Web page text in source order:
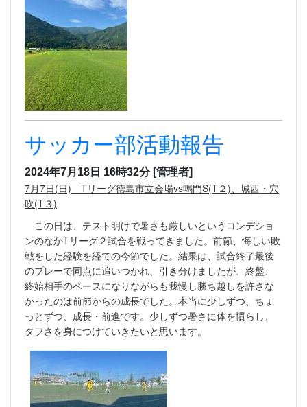
サッカー部活動報告
2024年7月18日 16時32分 [管理者]
7月7日(日) Tリーグ徳島市立会場vs鳴門S(T２)、城西・穴
吹(T３)
この日は、テスト明けで暑さも厳しいというコンデショ
ンのなかTリーグ２試合を戦ってきました。前節、悔しい敗
戦をした経験を経ての今節でした。結果は、試合終了最後
のプレーで同点に追いつかれ、引き分けましたが、終盤、
終始相手のペースになりながらも我慢し勝ち越しを許さな
かったのは前節からの成長でした。本当に少しずつ、ちょ
っとずつ、成長・前進です。少しずつ暑さに体を慣らし、
タフさを身につけていきたいと思います。